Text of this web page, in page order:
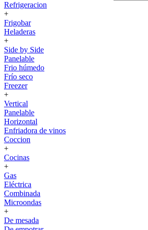
Refrigeracion
+
Frigobar
Heladeras
+
Side by Side
Panelable
Frio húmedo
Frío seco
Freezer
+
Vertical
Panelable
Horizontal
Enfriadora de vinos
Coccion
+
Cocinas
+
Gas
Eléctrica
Combinada
Microondas
+
De mesada